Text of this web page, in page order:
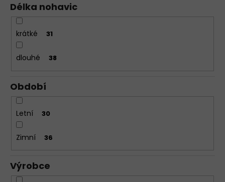
Délka nohavic
krátké 31
dlouhé 38
Období
Letní 30
Zimní 36
Výrobce